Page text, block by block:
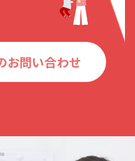
お問い合わせ